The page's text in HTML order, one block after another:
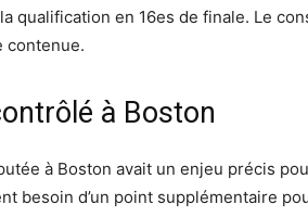
qualification en 16es de finale. Le
contenue.
à Boston
à Boston avait un enjeu précis
besoin d’un point supplémentaire